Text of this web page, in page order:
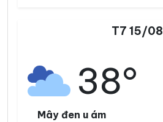
T7 15/08
38°
Mây đen u ám